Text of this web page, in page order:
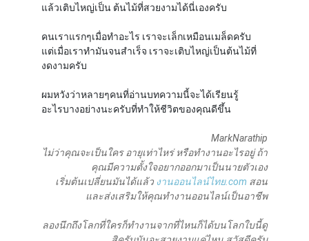
แล้วเติบไหญ่เป็น ต้นไม้ที่สวยงามได้นี่เองครับ
คนเราแรกๆเมื่อทำอะไร เราจะเล็กเหมือนเมล็ดครับ
แต่เมื่อเราทำมันจนสำเร็จ เราจะเติบไหญ่เป็นต้นไม้ที่
งดงามครับ
ผมหวังว่าหลายๆคนที่อ่านบทความนี้จะได้เรียนรู้
อะไรบางอย่างนะครับที่ทำให้ชีวิตของคุณดีขึ้น
MarkNarathip
ไม่ว่าคุณจะเป็นใคร อายุเท่าไหร่ หรือทำงานอะไรอยู่ ถ้า
คุณมีความตั้งใจอยากออกมาเป็นนายตัวเอง
เริ่มต้นเปลี่ยนมันได้แล้ว งานออนไลน์ไทย.com สอน
และส่งเสริมให้คุณทำงานออนไลน์เป็นอาชีพ
ลองนึกถึงโลกที่ใครก็ทำงานจากที่ไหนก็ได้บนโลกใบนี้ดู